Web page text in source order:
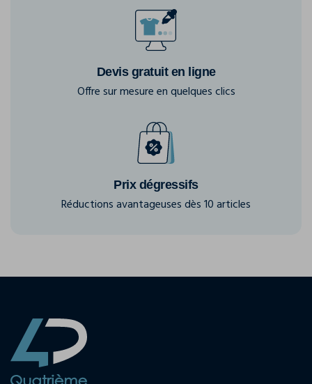
Devis gratuit en ligne
Offre sur mesure en quelques clics
Prix dégressifs
Réductions avantageuses dès 10 articles